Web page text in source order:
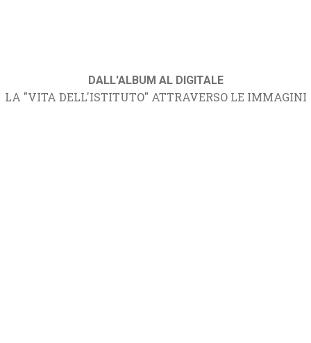
DALL'ALBUM AL DIGITALE
LA "VITA DELL'ISTITUTO" ATTRAVERSO LE IMMAGINI